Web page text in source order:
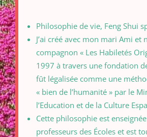
Philosophie de vie, Feng Shui
J’ai créé avec mon mari Ami et
compagnon « Les Habiletés
1997 à travers une fondation
fût légalisée comme une
« bien de l’humanité » par le
l’Education et de la Culture
Cette philosophie est
professeurs des Écoles et est